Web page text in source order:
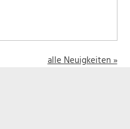
alle Neuigkeiten »